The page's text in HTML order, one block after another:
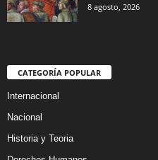
8 agosto, 2026
CATEGORÍA POPULAR
Internacional
Nacional
Historia y Teoria